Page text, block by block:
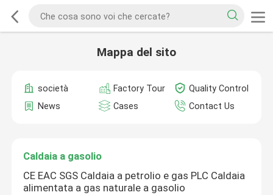
Mappa del sito
società Factory Tour
Quality Control
News
Cases Contact Us
Caldaia a gasolio
CE EAC SGS Caldaia a petrolio e gas PLC Caldaia
alimentata a gas naturale a gasolio